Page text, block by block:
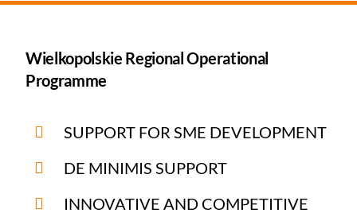
Wielkopolskie Regional Operational
Programme
SUPPORT FOR SME DEVELOPMENT
DE MINIMIS SUPPORT
INNOVATIVE AND COMPETITIVE